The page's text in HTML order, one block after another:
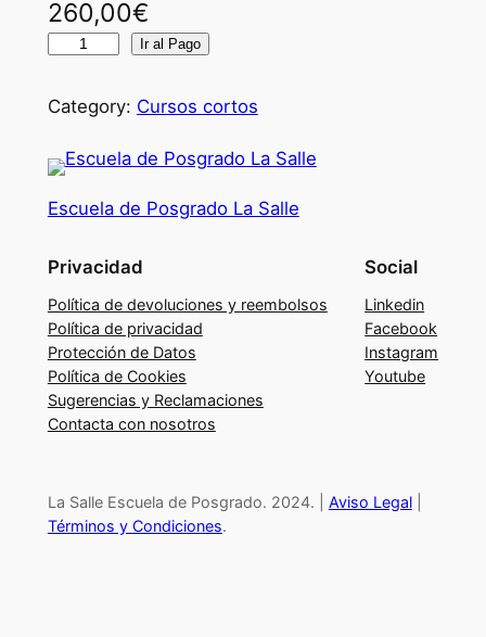
260,00€
n
r
c
ó
n
d
e
v
í
o
s
Ir al Pago
Category: Cursos cortos
Escuela de Posgrado La Salle
Privacidad
Política de devoluciones y reembolsos
Política de privacidad
Protección de Datos
Política de Cookies
Sugerencias y Reclamaciones
Contacta con nosotros
Social
Linkedin
Facebook
Instagram
Youtube
La Salle Escuela de Posgrado. 2024. | Aviso Legal|
Términos y Condiciones.